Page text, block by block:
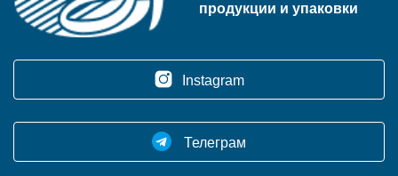
продукции и упаковки
Instagram
Телеграм